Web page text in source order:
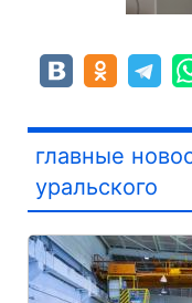
главные
уральского